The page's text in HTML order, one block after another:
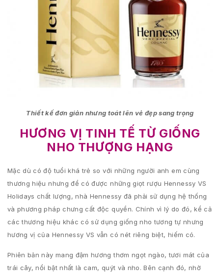
Thiết kế đơn giản nhưng toát lên vẻ đẹp sang trọng
HƯƠNG VỊ TINH TẾ TỪ GIỐNG
NHO THƯỢNG HẠNG
Mặc dù có độ tuổi khá trẻ so với những người anh em cùng
thương hiệu nhưng để có được những giọt rượu Hennessy VS
Holidays chất lượng, nhà Hennessy đã phải sử dụng hệ thống
và phương pháp chưng cất độc quyền. Chính vì lý do đó, kể cả
các thương hiệu khác có sử dụng giống nho tương tự nhưng
hương vị của Hennessy VS vẫn có nét riêng biệt, hiếm có.
Phiên bản này mang đậm hương thơm ngọt ngào, tươi mát của
trái cây, nổi bật nhất là cam, quýt và nho. Bên cạnh đó, nhờ